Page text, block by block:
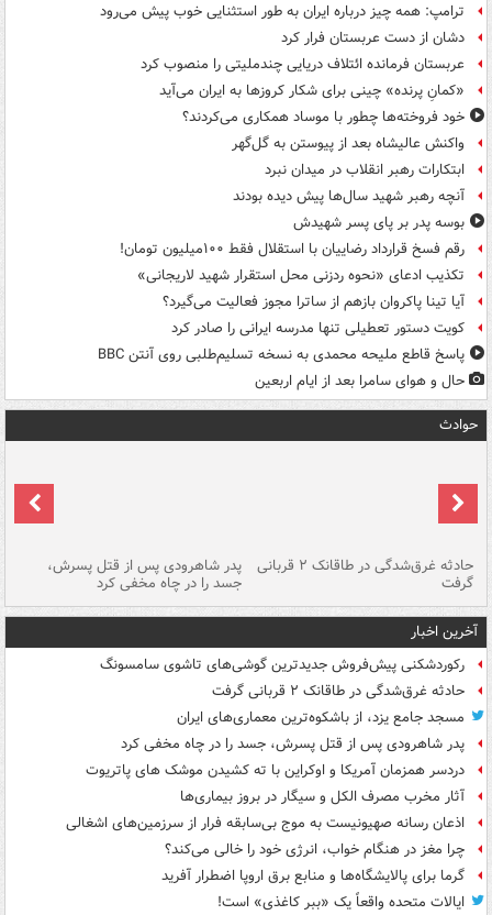
ترامپ: همه چیز درباره ایران به طور استثنایی خوب پیش می‌رود
دشان از دست عربستان فرار کرد
عربستان فرمانده ائتلاف دریایی چندملیتی را منصوب کرد
«کمانِ پرنده» چینی برای شکار کروزها به ایران می‌آید
خود فروخته‌ها چطور با موساد همکاری می‌کردند؟
واکنش عالیشاه بعد از پیوستن به گل‌گهر
ابتکارات رهبر انقلاب در میدان نبرد
آنچه رهبر شهید سال‌ها پیش دیده بودند
بوسه‌ پدر بر پای پسر شهیدش
رقم فسخ قرارداد رضاییان با استقلال فقط ۱۰۰میلیون تومان!
تکذیب ادعای «نحوه ردزنی محل استقرار شهید لاریجانی»
آیا تینا پاکروان بازهم از ساترا مجوز فعالیت می‌گیرد؟
کویت دستور تعطیلی تنها مدرسه ایرانی را صادر کرد
پاسخ قاطع ملیحه محمدی به نسخه تسلیم‌طلبی روی آنتن BBC
حال و هوای سامرا بعد از ایام اربعین
حوادث
حادثه غرق‌شدگی در طاقانک ۲ قربانی
گرفت
پدر شاهرودی پس از قتل پسرش،
جسد را در چاه مخفی کرد
آخرین اخبار
رکوردشکنی پیش‌فروش جدیدترین گوشی‌های تاشوی سامسونگ
حادثه غرق‌شدگی در طاقانک ۲ قربانی گرفت
مسجد جامع یزد، از باشکوه‌ترین معماری‌های ایران
پدر شاهرودی پس از قتل پسرش، جسد را در چاه مخفی کرد
دردسر همزمان آمریکا و اوکراین با ته کشیدن موشک های پاتریوت
آثار مخرب مصرف الکل و سیگار در بروز بیماری‌ها
اذعان رسانه صهیونیست به موج بی‌سابقه فرار از سرزمین‌های اشغالی
چرا مغز در هنگام خواب، انرژی خود را خالی می‌کند؟
گرما برای پالایشگاه‌ها و منابع برق اروپا اضطرار آفرید
ایالات متحده واقعاً یک «ببر کاغذی» است!